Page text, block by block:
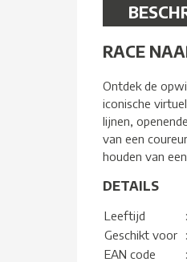
RACE
Ontdek de
iconische
lijnen,
van een
houden van
DETAILS
Leeftijd :
Geschikt voor
:
EAN code
: